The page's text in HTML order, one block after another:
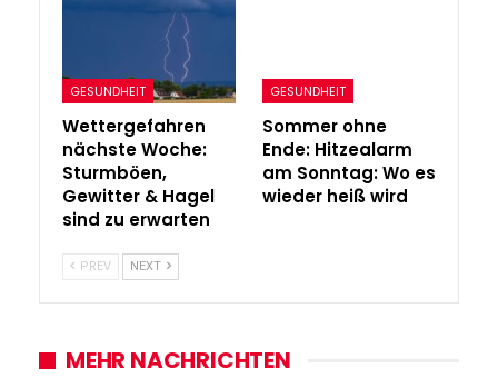
GESUNDHEIT
Wettergefahren
nächste Woche:
Sturmböen,
Gewitter & Hagel
sind zu erwarten
GESUNDHEIT
Sommer ohne
Ende: Hitzealarm
am Sonntag: Wo es
wieder heiß wird
PREV NEXT
MEHR NACHRICHTEN